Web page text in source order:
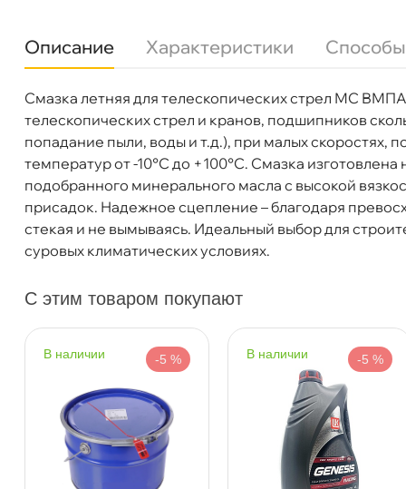
Описание Характеристики
Смазка летняя для телескопических стрел МС
телескопических стрел и кранов, подшипников
попадание пыли, воды и т.д.), при малых скоростях,
температур от -10°C до +100°C. Смазка
подобранного минерального масла с высокой
присадок. Надежное сцепление – благодаря
стекая и не вымываясь. Идеальный выбор для
суровых климатических условиях.
Бренд
МПАВТО
Объем
18к
Артикул
1251
С этим товаром покупают
наличии -5 % наличии -5 %
МП Смазка для телескопических стрел
Бесплатная
Самовывоз
Пн-Пт09.30 - 19.00Сб-Вс
Богатырский пр. 12
0 шт
Пн–Вс10:00 – 21:00
Сегодня, бесплатно
н. Обводного канала 115